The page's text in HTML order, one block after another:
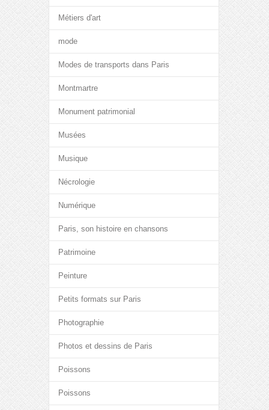
Métiers d'art
mode
Modes de transports dans Paris
Montmartre
Monument patrimonial
Musées
Musique
Nécrologie
Numérique
Paris, son histoire en chansons
Patrimoine
Peinture
Petits formats sur Paris
Photographie
Photos et dessins de Paris
Poissons
Poissons